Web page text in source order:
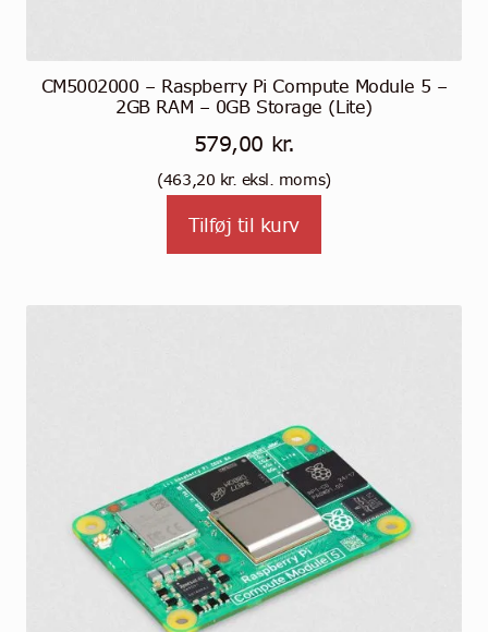
CM5002000 – Raspberry Pi Compute Module 5 –
2GB RAM – 0GB Storage (Lite)
579,00 kr.
(463,20 kr. eksl. moms)
Tilføj til kurv